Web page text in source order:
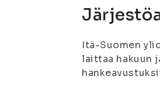
Itä-Suomen
laittaa hakuun